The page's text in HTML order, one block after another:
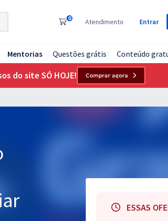
0 Atendimento Entrar
Mentorias Questões grátis Conteúdo
do site SÓ HOJE! Comprar agora
ESSAS